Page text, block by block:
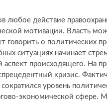
любое действие
мотивации. Власть
говорить о политических
ситуациях начинает
происходящего. На
кризис.
уровень
экономической сфере.